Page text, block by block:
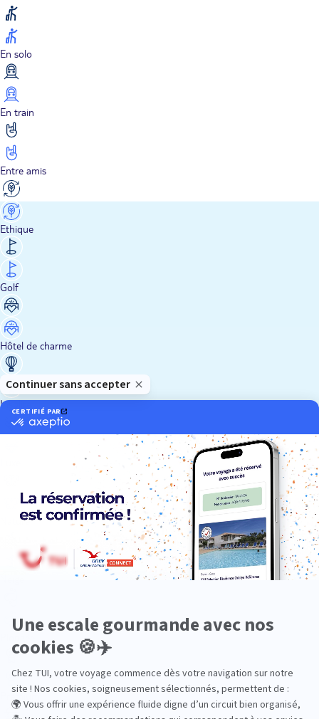
En solo
En train
Entre amis
Ethique
Golf
Hôtel de charme
Insolite
Nature
Premium